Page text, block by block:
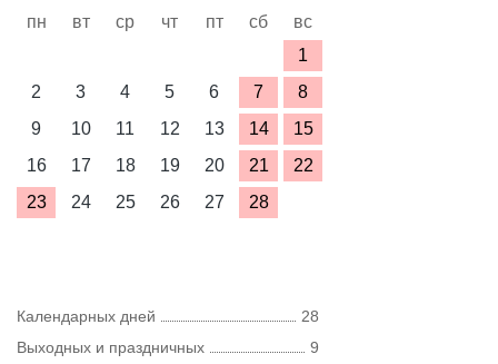
пн вт ср чт пт сб
вс
1
2
3 4 5 6 7
8
9
10 11 12 13 14
15
16
17 18 19 20 21
22
23
24 25 26 27 28
Календарных дней
28
Выходных и праздничных
9